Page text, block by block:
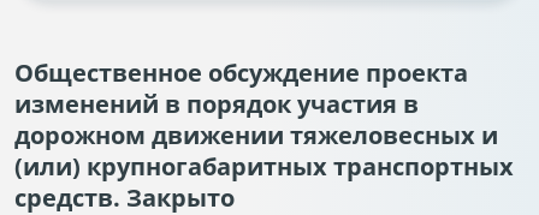
Общественное обсуждение проекта
изменений в порядок участия в
дорожном движении тяжеловесных и
(или) крупногабаритных транспортных
средств. Закрыто